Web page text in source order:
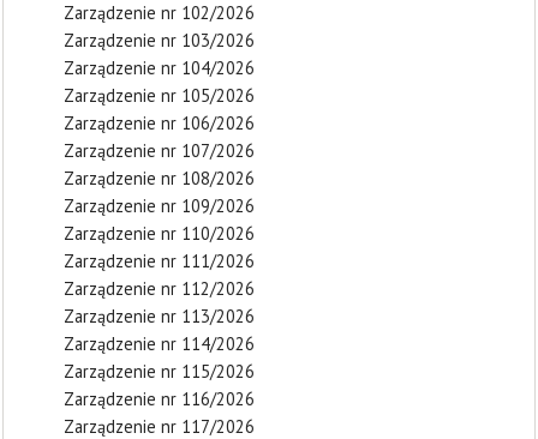
Zarządzenie nr 102/2026
Zarządzenie nr 103/2026
Zarządzenie nr 104/2026
Zarządzenie nr 105/2026
Zarządzenie nr 106/2026
Zarządzenie nr 107/2026
Zarządzenie nr 108/2026
Zarządzenie nr 109/2026
Zarządzenie nr 110/2026
Zarządzenie nr 111/2026
Zarządzenie nr 112/2026
Zarządzenie nr 113/2026
Zarządzenie nr 114/2026
Zarządzenie nr 115/2026
Zarządzenie nr 116/2026
Zarządzenie nr 117/2026